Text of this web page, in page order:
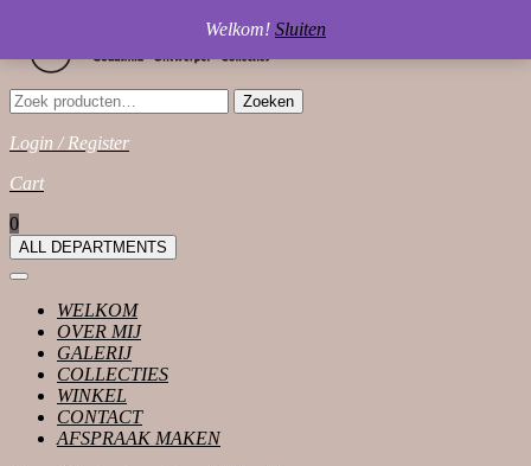
content
Zoeken
naar:
Zoeken
Login / Register
Login
Register
Cart
shopping
cart
0
ALL DEPARTMENTS
Open
ButtonWELKOM
OVER MIJ
GALERIJ
COLLECTIES
WINKEL
CONTACT
AFSPRAAK MAKEN
Welkom! Sluiten